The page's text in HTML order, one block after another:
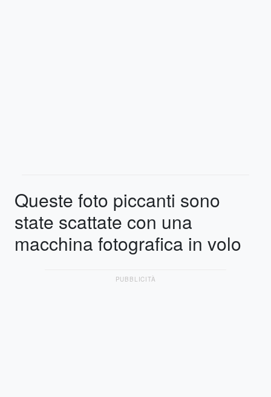
Queste foto piccanti sono
state scattate con una
macchina fotografica in volo
PUBBLICITÀ